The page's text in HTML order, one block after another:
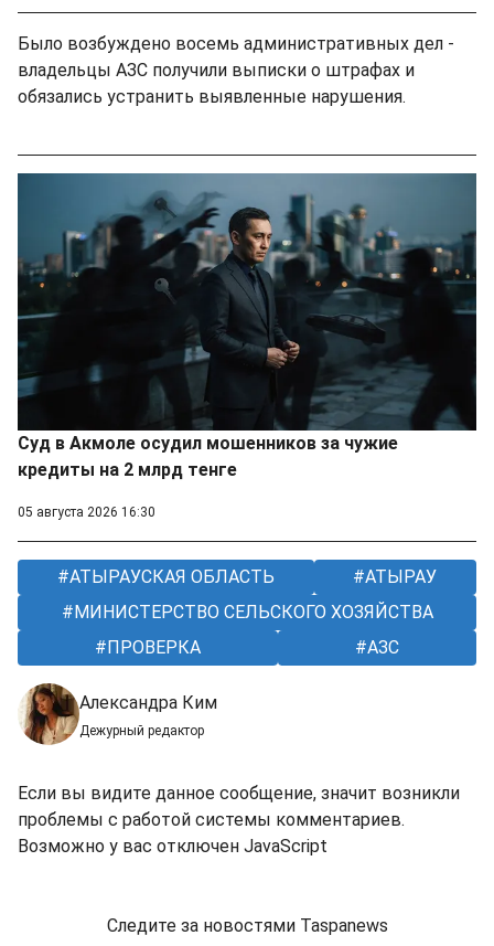
Было возбуждено восемь административных дел -
владельцы АЗС получили выписки о штрафах и
обязались устранить выявленные нарушения.
Суд в Акмоле осудил мошенников за чужие
кредиты на 2 млрд тенге
05 августа 2026 16:30
АТЫРАУСКАЯ ОБЛАСТЬ
АТЫРАУ
МИНИСТЕРСТВО СЕЛЬСКОГО ХОЗЯЙСТВА
ПРОВЕРКА
АЗС
Александра Ким
Дежурный редактор
Если вы видите данное сообщение, значит возникли
проблемы с работой системы комментариев.
Возможно у вас отключен JavaScript
Следите за новостями Taspanews